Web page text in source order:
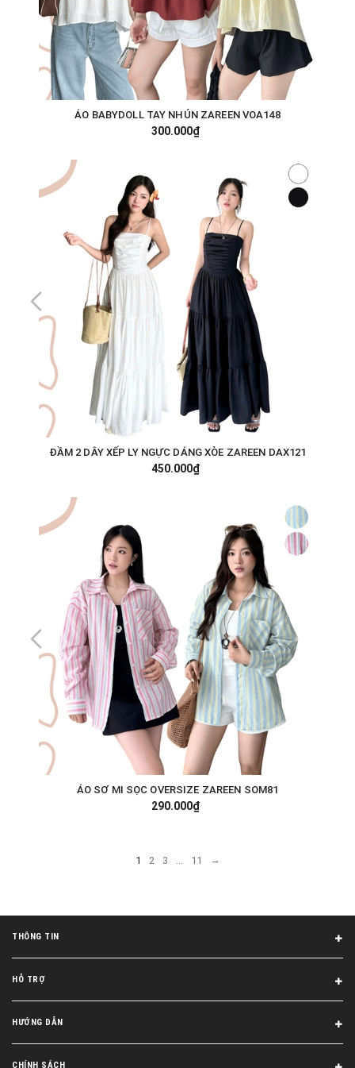
ÁO BABYDOLL TAY NHÚN ZAREEN VOA148
300.000₫
ĐẦM 2 DÂY XẾP LY NGỰC DÁNG XÒE ZAREEN DAX121
450.000₫
ÁO SƠ MI SỌC OVERSIZE ZAREEN SOM81
290.000₫
1 2 3 ... 11 →
THÔNG TIN
HỖ TRỢ
HƯỚNG DẪN
CHÍNH SÁCH